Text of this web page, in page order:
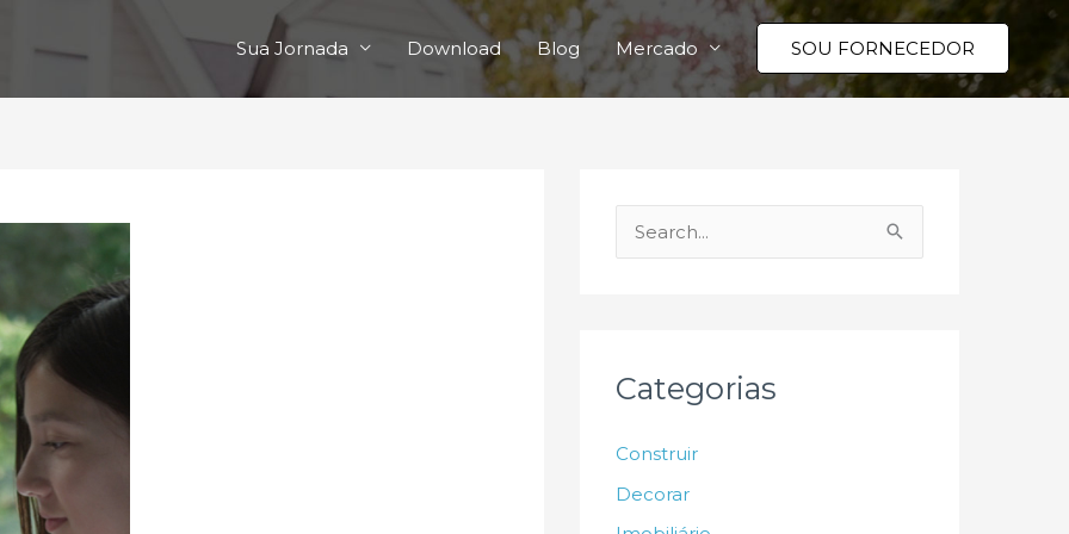
Sua Jornada Download Blog Mercado SOU FORNECEDOR
e
i
r
Categorias
Construir
Decorar